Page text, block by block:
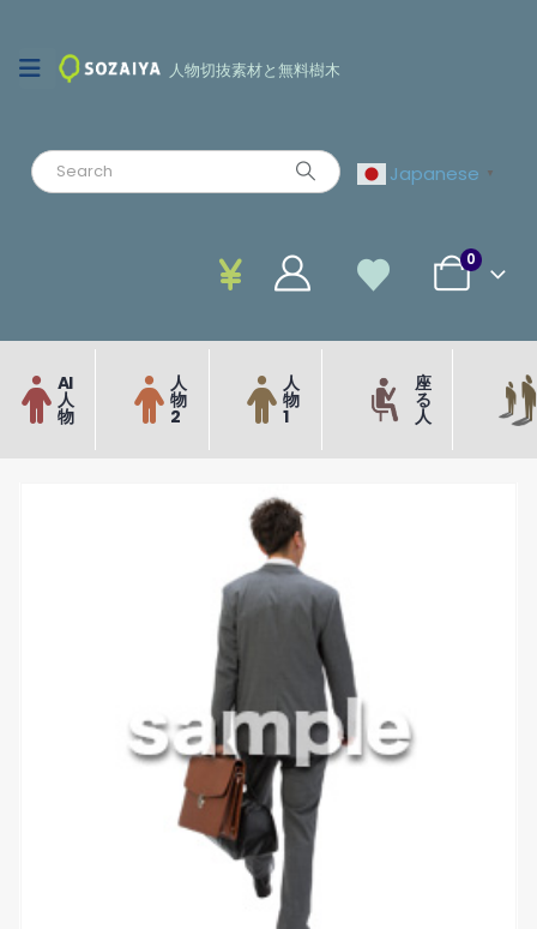
人物切抜素材と無料樹木
Japanese ▼
0
AI
人
物
人
物
2
人
物
1
座
る
人